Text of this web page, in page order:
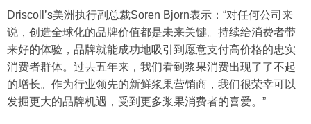
Driscoll’s美洲执行副总裁Soren Bjorn表示：“对任何公司来
说，创造全球化的品牌价值都是未来关键。持续给消费者带
来好的体验，品牌就能成功地吸引到愿意支付高价格的忠实
消费者群体。过去五年来，我们看到浆果消费出现了了不起
的增长。作为行业领先的新鲜浆果营销商，我们很荣幸可以
发掘更大的品牌机遇，受到更多浆果消费者的喜爱。”